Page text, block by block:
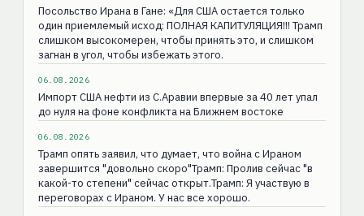
Посольство Ирана в Гане: «Для США остаeтся только
один приемлемый исход: ПОЛНАЯ КАПИТУЛЯЦИЯ!!! Трамп
слишком высокомерен, чтобы принять это, и слишком
загнан в угол, чтобы избежать этого.
06.08.2026
Импорт США нефти из С.Аравии впервые за 40 лет упал
до нуля на фоне конфликта на Ближнем востоке
06.08.2026
Трамп опять заявил, что думает, что война с Ираном
завершится "довольно скоро"Трамп: Пролив сейчас "в
какой-то степени" сейчас открыт.Трамп: Я участвую в
переговорах с Ираном. У нас все хорошо.